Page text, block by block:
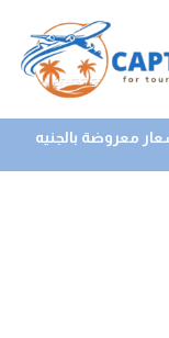
معروضة بالجنيه